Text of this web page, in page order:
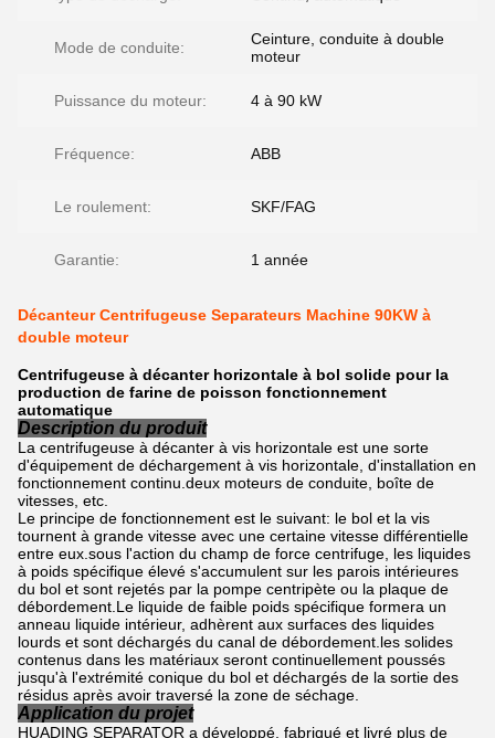
Mode de conduite:
Ceinture, conduite à double
moteur
Puissance du moteur: 4 à 90 kW
Fréquence: ABB
Le roulement: SKF/FAG
Garantie: 1 année
Décanteur Centrifugeuse Separateurs Machine 90KW à
double moteur
Centrifugeuse à décanter horizontale à bol solide pour la
production de farine de poisson fonctionnement
automatique
Description du produit
La centrifugeuse à décanter à vis horizontale est une sorte
d'équipement de déchargement à vis horizontale, d'installation en
fonctionnement continu.deux moteurs de conduite, boîte de
vitesses, etc.
Le principe de fonctionnement est le suivant: le bol et la vis
tournent à grande vitesse avec une certaine vitesse différentielle
entre eux.sous l'action du champ de force centrifuge, les liquides
à poids spécifique élevé s'accumulent sur les parois intérieures
du bol et sont rejetés par la pompe centripète ou la plaque de
débordement.Le liquide de faible poids spécifique formera un
anneau liquide intérieur, adhèrent aux surfaces des liquides
lourds et sont déchargés du canal de débordement.les solides
contenus dans les matériaux seront continuellement poussés
jusqu'à l'extrémité conique du bol et déchargés de la sortie des
résidus après avoir traversé la zone de séchage.
Application du projet
HUADING SEPARATOR a développé, fabriqué et livré plus de